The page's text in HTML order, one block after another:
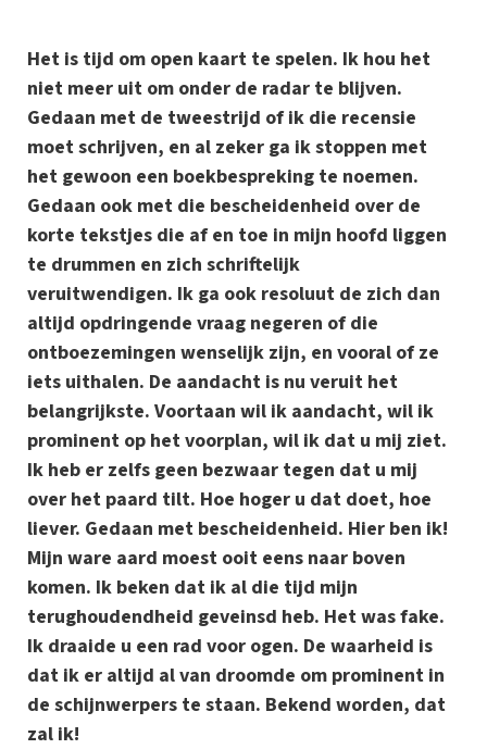
Het is tijd om open kaart te spelen. Ik hou het
niet meer uit om onder de radar te blijven.
Gedaan met de tweestrijd of ik die recensie
moet schrijven, en al zeker ga ik stoppen met
het gewoon een boekbespreking te noemen.
Gedaan ook met die bescheidenheid over de
korte tekstjes die af en toe in mijn hoofd liggen
te drummen en zich schriftelijk
veruitwendigen. Ik ga ook resoluut de zich dan
altijd opdringende vraag negeren of die
ontboezemingen wenselijk zijn, en vooral of ze
iets uithalen. De aandacht is nu veruit het
belangrijkste. Voortaan wil ik aandacht, wil ik
prominent op het voorplan, wil ik dat u mij ziet.
Ik heb er zelfs geen bezwaar tegen dat u mij
over het paard tilt. Hoe hoger u dat doet, hoe
liever. Gedaan met bescheidenheid. Hier ben ik!
Mijn ware aard moest ooit eens naar boven
komen. Ik beken dat ik al die tijd mijn
terughoudendheid geveinsd heb. Het was fake.
Ik draaide u een rad voor ogen. De waarheid is
dat ik er altijd al van droomde om prominent in
de schijnwerpers te staan. Bekend worden, dat
zal ik!